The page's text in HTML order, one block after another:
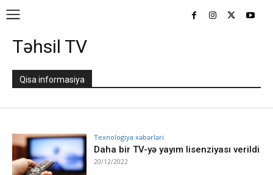
Təhsil TV
Qisa informasiya
Texnologiya xəbərləri
Daha bir TV-yə yayım lisenziyası verildi
20/12/2022